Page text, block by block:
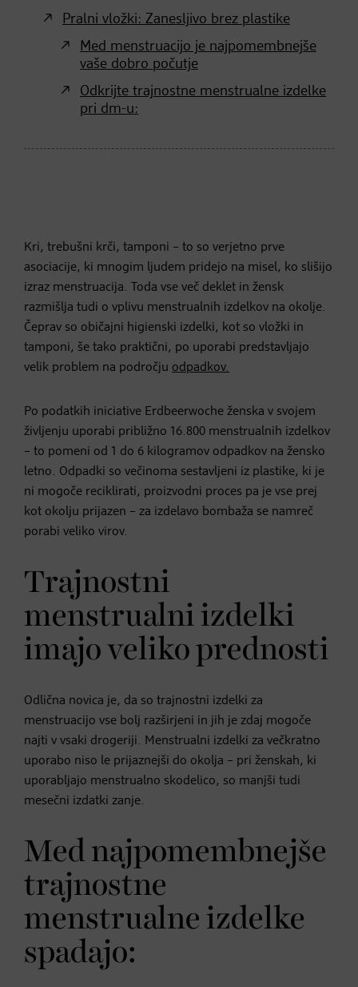
Pralni vložki: Zanesljivo brez plastike
Med menstruacijo je najpomembnejše
vaše dobro počutje
Odkrijte trajnostne menstrualne izdelke
pri dm-u:
Kri, trebušni krči, tamponi – to so verjetno prve
asociacije, ki mnogim ljudem pridejo na misel, ko slišijo
izraz menstruacija. Toda vse več deklet in žensk
razmišlja tudi o vplivu menstrualnih izdelkov na okolje.
Čeprav so običajni higienski izdelki, kot so vložki in
tamponi, še tako praktični, po uporabi predstavljajo
velik problem na področju odpadkov.
Po podatkih iniciative Erdbeerwoche ženska v svojem
življenju uporabi približno 16.800 menstrualnih izdelkov
– to pomeni od 1 do 6 kilogramov odpadkov na žensko
letno. Odpadki so večinoma sestavljeni iz plastike, ki je
ni mogoče reciklirati, proizvodni proces pa je vse prej
kot okolju prijazen – za izdelavo bombaža se namreč
porabi veliko virov.
Trajnostni
menstrualni izdelki
imajo veliko prednosti
Odlična novica je, da so trajnostni izdelki za
menstruacijo vse bolj razširjeni in jih je zdaj mogoče
najti v vsaki drogeriji. Menstrualni izdelki za večkratno
uporabo niso le prijaznejši do okolja – pri ženskah, ki
uporabljajo menstrualno skodelico, so manjši tudi
mesečni izdatki zanje.
Med najpomembnejše
trajnostne
menstrualne izdelke
spadajo: